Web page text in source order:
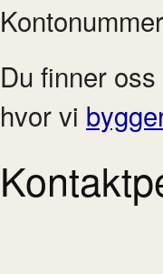
Du finner
hvor vi